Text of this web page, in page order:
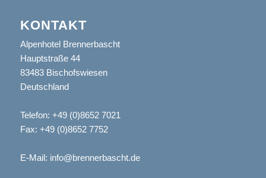
KONTAKT
Alpenhotel Brennerbascht
Hauptstraße 44
83483 Bischofswiesen
Deutschland
Telefon: +49 (0)8652 7021
Fax: +49 (0)8652 7752
E-Mail: info@brennerbascht.de